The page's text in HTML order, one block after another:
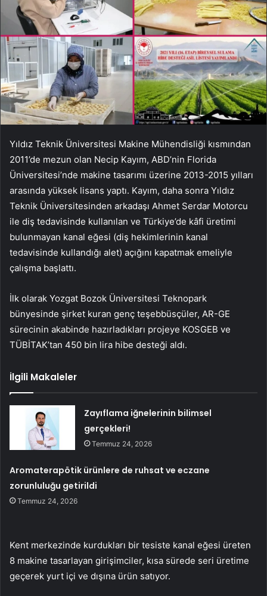
Yıldız Teknik Üniversitesi Makine Mühendisliği kısmından
2011’de mezun olan Necip Kayım, ABD’nin Florida
Üniversitesi’nde makine tasarımı üzerine 2013-2015 yılları
arasında yüksek lisans yaptı. Kayım, daha sonra Yıldız
Teknik Üniversitesinden arkadaşı Ahmet Serdar Motorcu
ile diş tedavisinde kullanılan ve Türkiye’de kâfi üretimi
bulunmayan kanal eğesi (diş hekimlerinin kanal
tedavisinde kullandığı alet) açığını kapatmak emeliyle
çalışma başlattı.
İlk olarak Yozgat Bozok Üniversitesi Teknopark
bünyesinde şirket kuran genç teşebbüsçüler, AR-GE
sürecinin akabinde hazırladıkları projeye KOSGEB ve
TÜBİTAK’tan 450 bin lira hibe desteği aldı.
İlgili Makaleler
Zayıflama iğnelerinin bilimsel
gerçekleri!
Temmuz 24, 2026
Aromaterapötik ürünlere de ruhsat ve eczane
zorunluluğu getirildi
Temmuz 24, 2026
Kent merkezinde kurdukları bir tesiste kanal eğesi üreten
8 makine tasarlayan girişimciler, kısa sürede seri üretime
geçerek yurt içi ve dışına ürün satıyor.